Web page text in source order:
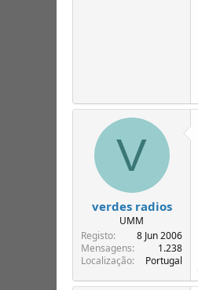
V
verdes radios
UMM
Registo
8 Jun 2006
Mensagens
1.238
Localização
Portugal